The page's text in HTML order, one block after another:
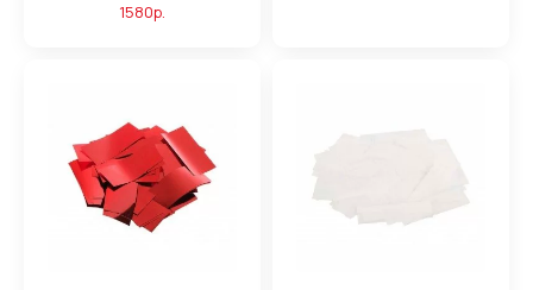
1580р.